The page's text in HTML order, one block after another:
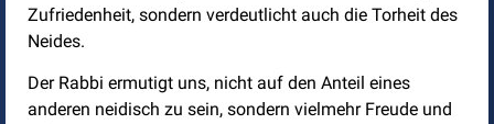
Zufriedenheit, sondern verdeutlicht auch die Torheit des
Neides.
Der Rabbi ermutigt uns, nicht auf den Anteil eines
anderen neidisch zu sein, sondern vielmehr Freude und